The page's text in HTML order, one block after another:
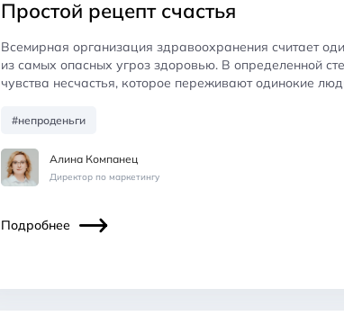
Простой рецепт счастья
Всемирная организация здравоохранения считает
из самых опасных угроз здоровью. В определенной
чувства несчастья, которое переживают одинокие
#непроденьги
Алина Компанец
Директор по маркетингу
Подробнее